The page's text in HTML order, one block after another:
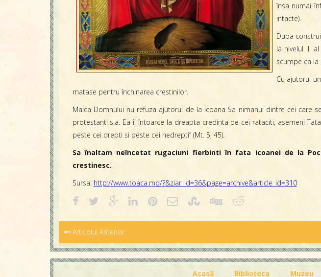
însa numai
intacte).
Dupa
la nivelul III
scumpe ca la
Cu ajutorul
matase pentru închinarea crestinilor.
Maica Domnului nu refuza ajutorul de la icoana Sa nimanui dintre cei care
protestanti s.a. Ea îi întoarce la dreapta credinta pe cei rataciti, asemeni
peste cei drepti si peste cei nedrepti” (Mt. 5, 45).
Sa înaltam neîncetat rugaciuni fierbinti în fata icoanei de la
crestinesc.
Sursa: http://www.toaca.md/?&ziar_id=36&page=archive&article_id=310
Articolul Anterior
Acasă Biblioteca Muzeu